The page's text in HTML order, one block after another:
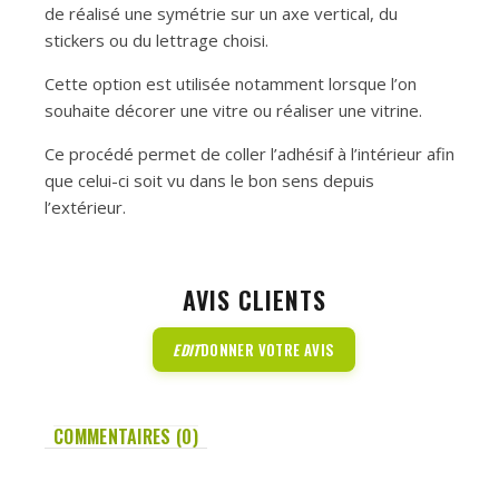
de réalisé une symétrie sur un axe vertical, du
stickers ou du lettrage choisi.
Cette option est utilisée notamment lorsque l’on
souhaite décorer une vitre ou réaliser une vitrine.
Ce procédé permet de coller l’adhésif à l’intérieur afin
que celui-ci soit vu dans le bon sens depuis
l’extérieur.
AVIS CLIENTS
EDITDONNER VOTRE AVIS
COMMENTAIRES (0)